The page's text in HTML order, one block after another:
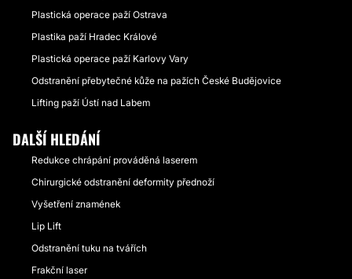
Plastická operace paží Ostrava
Plastika paží Hradec Králové
Plastická operace paží Karlovy Vary
Odstranění přebytečné kůže na pažích České Budějovice
Lifting paží Ústí nad Labem
DALŠÍ HLEDÁNÍ
Redukce chrápání prováděná laserem
Chirurgické odstranění deformity přednoží
Vyšetření znamének
Lip Lift
Odstranění tuku na tvářích
Frakční laser